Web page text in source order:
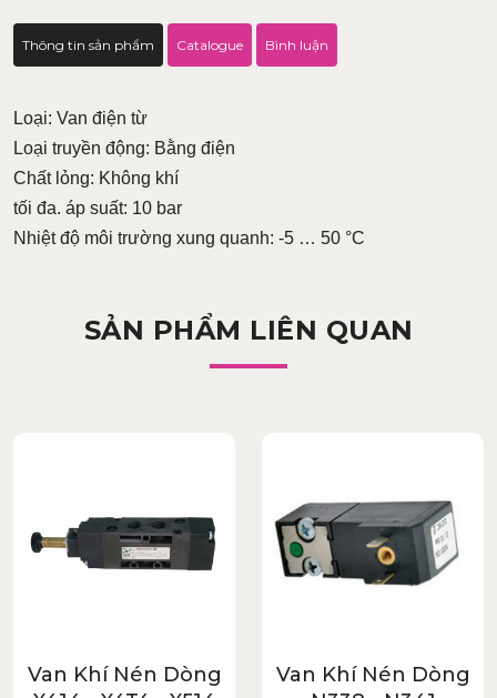
Thông tin sản phẩm Catalogue Bình luận
Loại: Van điện từ
Loại truyền động: Bằng điện
Chất lỏng: Không khí
tối đa. áp suất: 10 bar
Nhiệt độ môi trường xung quanh: -5 … 50 °C
SẢN PHẨM LIÊN QUAN
Van Khí Nén Dòng
Van Khí Nén Dòng